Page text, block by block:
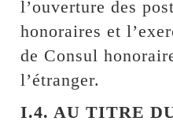
l’ouverture des
honoraires et
de Consul
l’étranger.
I.4. AU TITRE